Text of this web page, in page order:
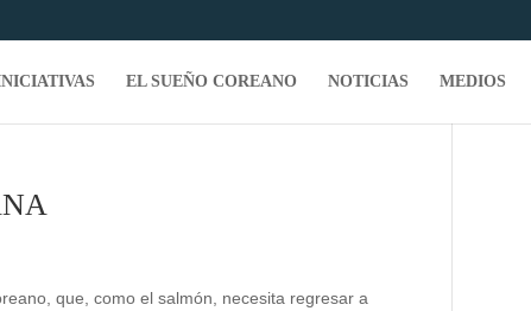
EL SUEÑO COREANO NOTICIAS MEDIOS
que, como el salmón, necesita regresar a